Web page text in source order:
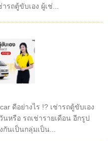
รถตู้ขับเอง ผู้เช่...
ดีอย่างไร !? เช่ารถตู้ขับเอง
หรือ รถเช่ารายเดือน อีกรูป
นเป็นกลุ่มเป็น...